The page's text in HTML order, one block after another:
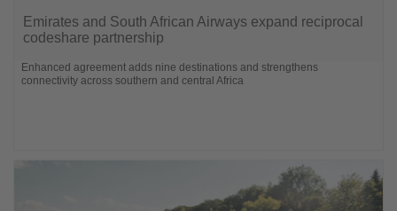
Sie
die
Emirates and South African Airways expand reciprocal
codeshare partnership
Enhanced agreement adds nine destinations and strengthens
connectivity across southern and central Africa